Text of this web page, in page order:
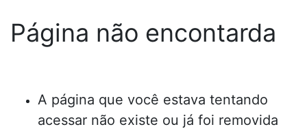
Página não encontarda
A página que você estava tentando
acessar não existe ou já foi removida